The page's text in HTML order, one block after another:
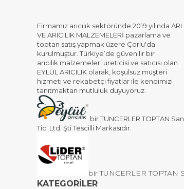
Firmamız arıcılık sektöründe 2019 yılında ARI
VE ARICILIK MALZEMELERİ pazarlama ve
toptan satış yapmak üzere Çorlu'da
kurulmuştur. Türkiye’de güvenilir bir
arıcılık malzemeleri üreticisi ve satıcısı olan
EYLÜL ARICILIK olarak, koşulsuz müşteri
hizmeti ve rekabetçi fiyatlar ile kendimizi
tanıtmaktan mutluluk duyuyoruz.
bir TUNCERLER TOPTAN San.
Tic. Ltd. Şti Tescilli Markasıdır.
bir TUNCERLER TOPTAN
KATEGORİLER